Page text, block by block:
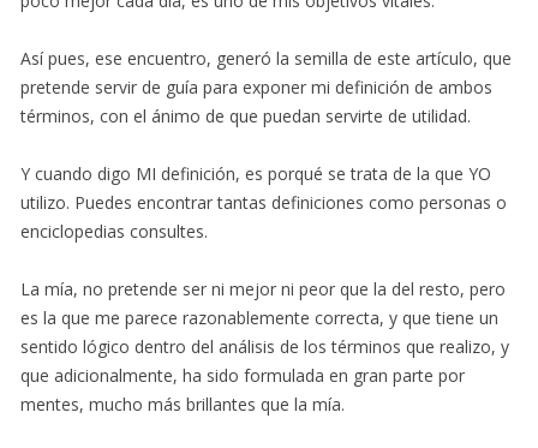
Así pues, ese encuentro, generó la semilla de este artículo, que
pretende servir de guía para exponer mi definición de ambos
términos, con el ánimo de que puedan servirte de utilidad.
Y cuando digo MI definición, es porqué se trata de la que YO
utilizo. Puedes encontrar tantas definiciones como personas o
enciclopedias consultes.
La mía, no pretende ser ni mejor ni peor que la del resto, pero
es la que me parece razonablemente correcta, y que tiene un
sentido lógico dentro del análisis de los términos que realizo, y
que adicionalmente, ha sido formulada en gran parte por
mentes, mucho más brillantes que la mía.